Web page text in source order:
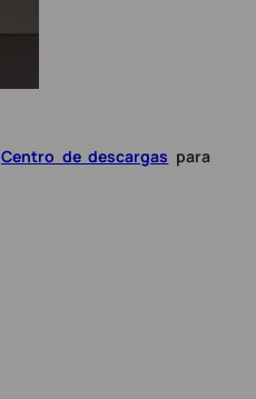
Centro de descargas para